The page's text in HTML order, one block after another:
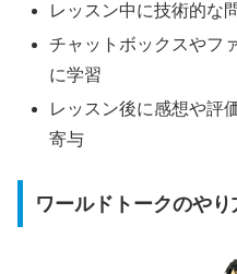
レッスン中に技術的な
チャットボックスやフ
に学習
レッスン後に感想や評
寄与
ワールドトークのや